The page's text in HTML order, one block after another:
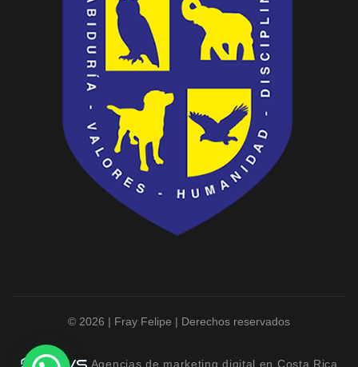
© 2026 | Fray Felipe | Derechos reservados
Agencias de marketing digital en Costa Rica